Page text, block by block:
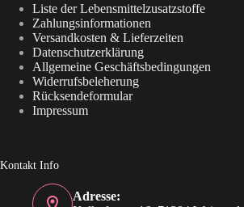
Liste der Lebensmittelzusatzstoffe
Zahlungsinformationen
Versandkosten & Lieferzeiten
Datenschutzerklärung
Allgemeine Geschäftsbedingungen
Widerrufsbeleherung
Rücksendeformular
Impressum
Kontakt Info
Adresse: